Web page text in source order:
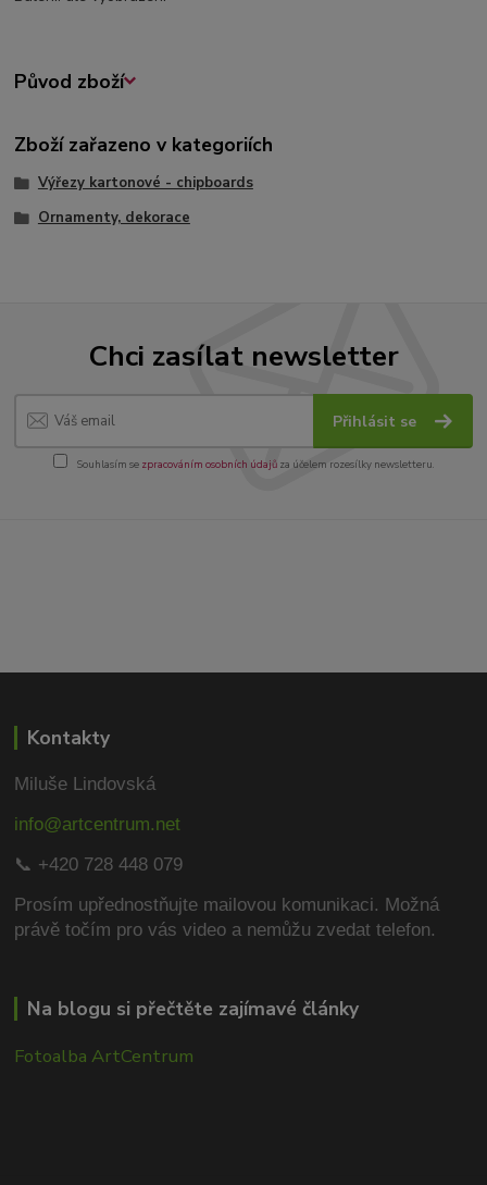
Původ zboží
Zboží zařazeno v kategoriích
Výřezy kartonové - chipboards
Ornamenty, dekorace
Chci zasílat newsletter
Přihlásit se
Souhlasím se zpracováním osobních údajůza účelem rozesílky newsletteru.
Kontakty
Miluše Lindovská
info@artcentrum.net
📞 +420 728 448 079
Prosím upřednostňujte mailovou komunikaci. Možná
právě točím pro vás video a nemůžu zvedat telefon.
Na blogu si přečtěte zajímavé články
Fotoalba ArtCentrum